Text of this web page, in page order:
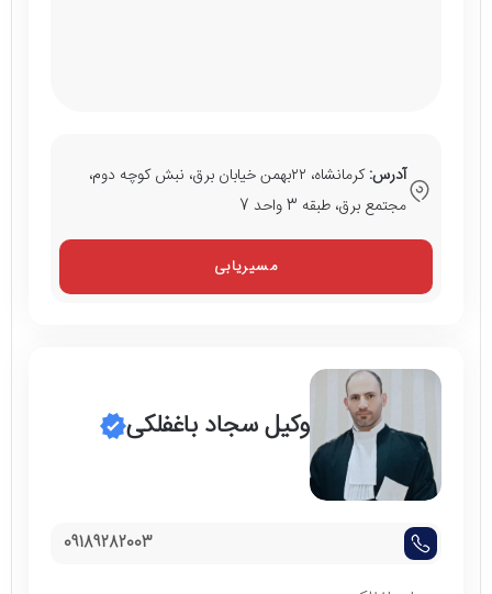
آدرس:
کرمانشاه، ۲۲بهمن خیابان برق، نبش کوچه دوم،
مجتمع برق، طبقه 3 واحد 7
مسیریابی
وکیل سجاد باغفلکی
09189282003